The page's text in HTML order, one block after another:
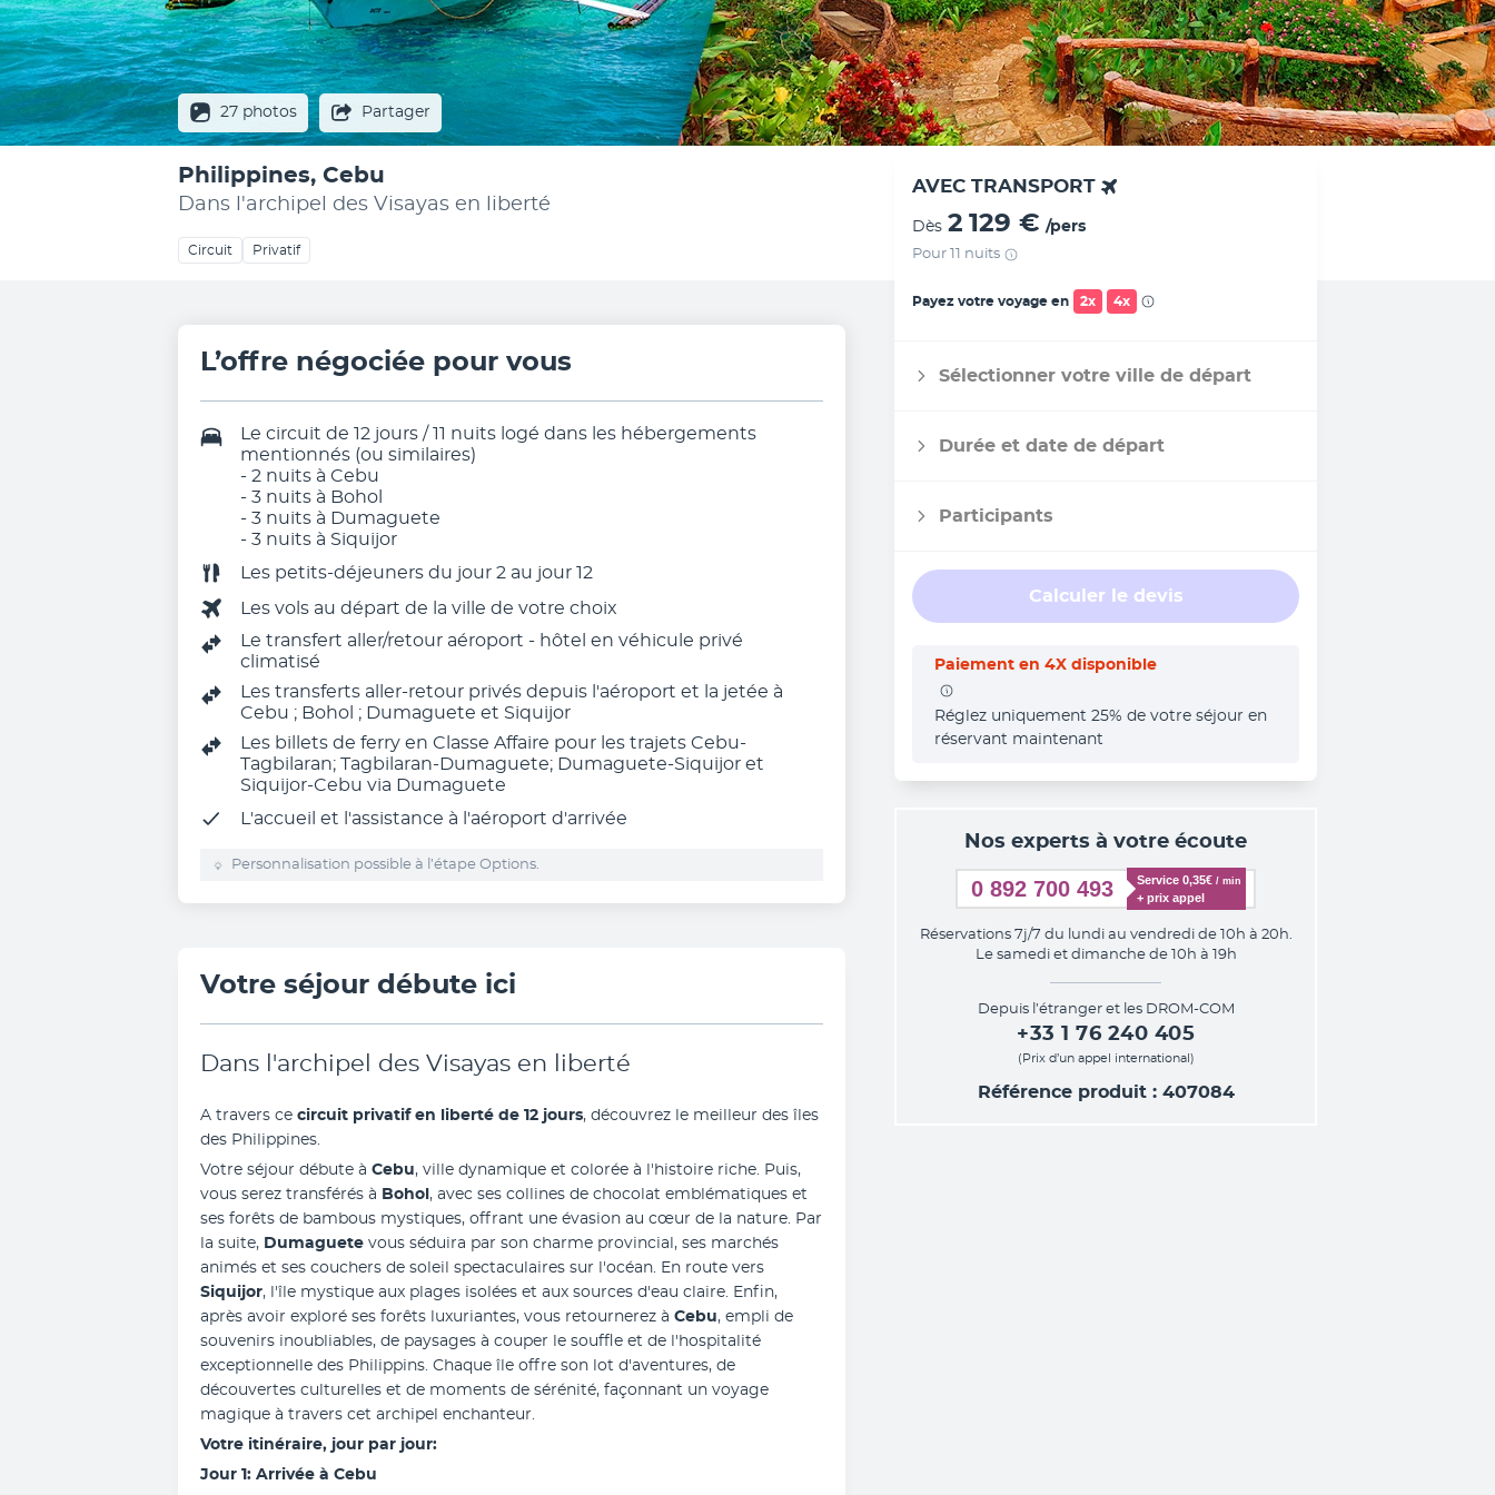
27 photos Partager
Philippines, Cebu
Dans l'archipel des Visayas en liberté
Circuit Privatif
AVEC TRANSPORT
Dès 2 129 € /pers
Pour 11 nuits
Payez votre voyage en 2x 4x
Sélectionner votre ville de départ
Durée et date de départ
Participants
Calculer le devis
Paiement en 4X disponible
Réglez uniquement 25% de votre séjour en
réservant maintenant
Nos experts à votre écoute
0 892 700 493 Service 0,35€ / min
+ prix appel
Réservations 7j/7 du lundi au vendredi de 10h à 20h.
Le samedi et dimanche de 10h à 19h
Depuis l’étranger et les DROM-COM
+33 1 76 240 405
(Prix d’un appel international)
Référence produit : 407084
L’offre négociée pour vous
Le circuit de 12 jours / 11 nuits logé dans les hébergements
mentionnés (ou similaires)
- 2 nuits à Cebu
- 3 nuits à Bohol
- 3 nuits à Dumaguete
- 3 nuits à Siquijor
Les petits-déjeuners du jour 2 au jour 12
Les vols au départ de la ville de votre choix
Le transfert aller/retour aéroport - hôtel en véhicule privé
climatisé
Les transferts aller-retour privés depuis l'aéroport et la jetée à
Cebu ; Bohol ; Dumaguete et Siquijor
Les billets de ferry en Classe Affaire pour les trajets Cebu-
Tagbilaran; Tagbilaran-Dumaguete; Dumaguete-Siquijor et
Siquijor-Cebu via Dumaguete
L'accueil et l'assistance à l'aéroport d'arrivée
Personnalisation possible à l’étape Options.
Votre séjour débute ici
Dans l'archipel des Visayas en liberté
A travers ce circuit privatif en liberté de 12 jours, découvrez le meilleur des îles
des Philippines.
Votre séjour débute à Cebu, ville dynamique et colorée à l'histoire riche. Puis,
vous serez transférés à Bohol , avec ses collines de chocolat emblématiques et
ses forêts de bambous mystiques, offrant une évasion au cœur de la nature. Par
la suite, Dumaguete vous séduira par son charme provincial, ses marchés
Siquijor, l'île mystique aux plages isolées et aux sources d'eau claire. Enfin,
après avoir exploré ses forêts luxuriantes, vous retournerez à Cebu, empli de
souvenirs inoubliables, de paysages à couper le souffle et de l'hospitalité
exceptionnelle des Philippins. Chaque île offre son lot d'aventures, de
découvertes culturelles et de moments de sérénité, façonnant un voyage
magique à travers cet archipel enchanteur.
Votre itinéraire, jour par jour:
Jour 1: Arrivée à Cebu